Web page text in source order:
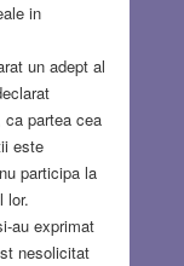
in
un adept al
partea cea
este
participa la
lor.
au exprimat
nesolicitat